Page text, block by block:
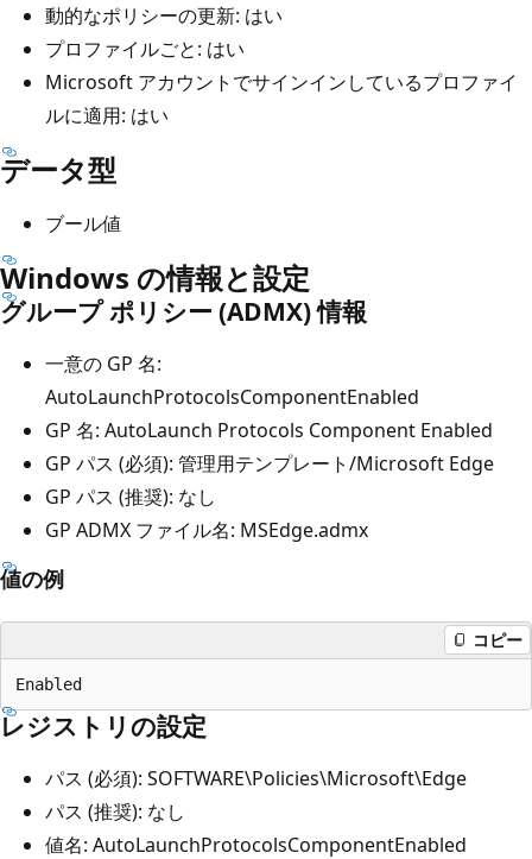
動的なポリシーの更新: はい
プロファイルごと: はい
Microsoft アカウントでサインインしているプロファイ
ルに適用: はい
データ型
ブール値
Windows の情報と設定
グループ ポリシー (ADMX) 情報
一意の GP 名:
AutoLaunchProtocolsComponentEnabled
GP 名: AutoLaunch Protocols Component Enabled
GP パス (必須): 管理用テンプレート/Microsoft Edge
GP パス (推奨): なし
GP ADMX ファイル名: MSEdge.admx
値の例
コピー
レジストリの設定
パス (必須): SOFTWARE\Policies\Microsoft\Edge
パス (推奨): なし
値名: AutoLaunchProtocolsComponentEnabled